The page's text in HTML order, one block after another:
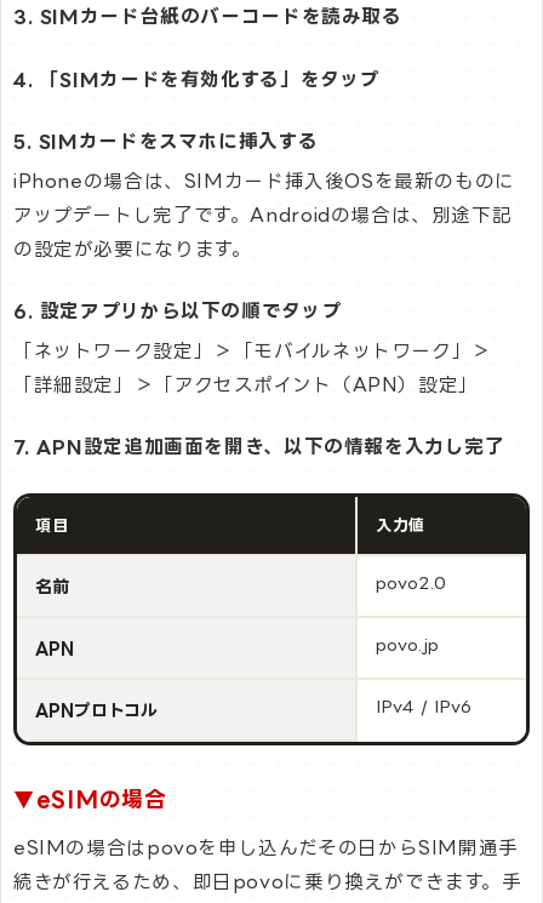
3. SIMカード台紙のバーコードを読み取る
4. 「SIMカードを有効化する」をタップ
5. SIMカードをスマホに挿入する
iPhoneの場合は、SIMカード挿入後OSを最新のものに
アップデートし完了です。Androidの場合は、別途下記
の設定が必要になります。
6. 設定アプリから以下の順でタップ
「ネットワーク設定」＞「モバイルネットワーク」＞
「詳細設定」＞「アクセスポイント（APN）設定」
7. APN設定追加画面を開き、以下の情報を入力し完了
項目 入力値
名前 povo2.0
APN povo.jp
APNプロトコル IPv4 / IPv6
▼eSIMの場合
eSIMの場合はpovoを申し込んだその日からSIM開通手
続きが行えるため、即日povoに乗り換えができます。手